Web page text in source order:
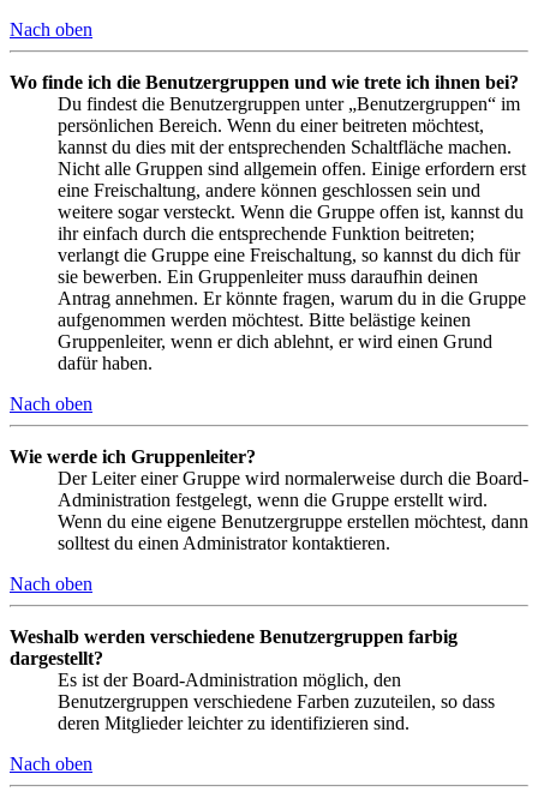
Nach oben
Wo finde ich die Benutzergruppen und wie trete ich ihnen bei?
Du findest die Benutzergruppen unter „Benutzergruppen“ im
persönlichen Bereich. Wenn du einer beitreten möchtest,
kannst du dies mit der entsprechenden Schaltfläche machen.
Nicht alle Gruppen sind allgemein offen. Einige erfordern erst
eine Freischaltung, andere können geschlossen sein und
weitere sogar versteckt. Wenn die Gruppe offen ist, kannst du
ihr einfach durch die entsprechende Funktion beitreten;
verlangt die Gruppe eine Freischaltung, so kannst du dich für
sie bewerben. Ein Gruppenleiter muss daraufhin deinen
Antrag annehmen. Er könnte fragen, warum du in die Gruppe
aufgenommen werden möchtest. Bitte belästige keinen
Gruppenleiter, wenn er dich ablehnt, er wird einen Grund
dafür haben.
Nach oben
Wie werde ich Gruppenleiter?
Der Leiter einer Gruppe wird normalerweise durch die Board-
Administration festgelegt, wenn die Gruppe erstellt wird.
Wenn du eine eigene Benutzergruppe erstellen möchtest, dann
solltest du einen Administrator kontaktieren.
Nach oben
Weshalb werden verschiedene Benutzergruppen farbig
dargestellt?
Es ist der Board-Administration möglich, den
Benutzergruppen verschiedene Farben zuzuteilen, so dass
deren Mitglieder leichter zu identifizieren sind.
Nach oben